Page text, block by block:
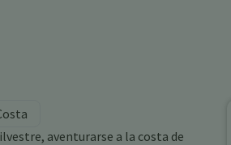
aventurarse a la costa de